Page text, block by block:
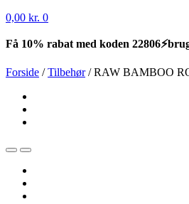
0,00 kr. 0
Få 10% rabat med koden
Forside /Tilbehør/RAW BAMBOO